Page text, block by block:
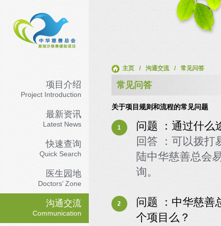
项目介绍
Project Introduction
最新资讯
Latest News
快速查询
Quick Search
医生园地
Doctors’ Zone
沟通交流
Communication
主页 / 沟通交流 / 常见问答
常见问答
关于项目规则和流程的常见问题
1
问题 ：通过什么
回答 ：可以拨打
陆中华慈善总会
询。
2
问题 ：中华慈善
个项目么？